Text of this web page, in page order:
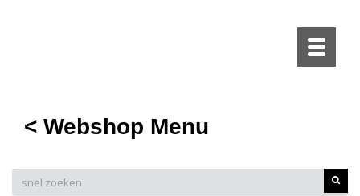
Toggle
< Webshop Menu